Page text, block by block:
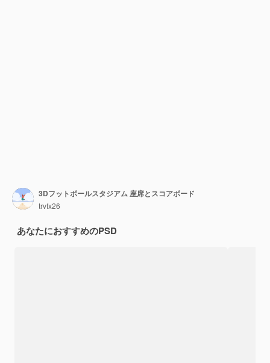
3Dフットボールスタジアム 座席とスコアボード
trvfx26
あなたにおすすめのPSD